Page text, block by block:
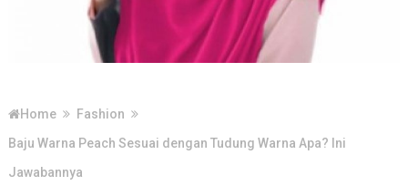
Home
Fashion
Baju Warna Peach Sesuai dengan Tudung Warna Apa? Ini
Jawabannya